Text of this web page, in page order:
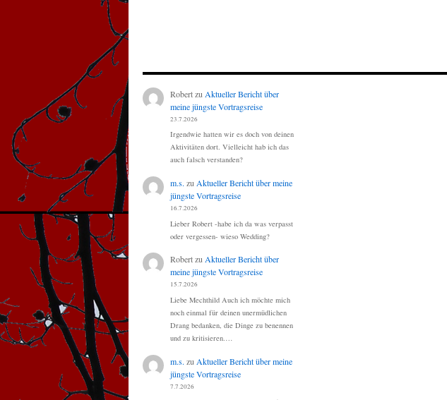
Robertzu Aktueller Bericht über
meine jüngste Vortragsreise
23.7.2026
Irgendwie hatten wir es doch von deinen
Aktivitäten dort. Vielleicht hab ich das
auch falsch verstanden?
m.s. zu Aktueller Bericht über meine
jüngste Vortragsreise
16.7.2026
Lieber Robert -habe ich da was verpasst
oder vergessen- wieso Wedding?
RobertzuAktueller Bericht über
meine jüngste Vortragsreise
15.7.2026
Liebe Mechthild Auch ich möchte mich
noch einmal für deinen unermüdlichen
Drang bedanken, die Dinge zu benennen
und zu kritisieren.…
m.s. zu Aktueller Bericht über meine
jüngste Vortragsreise
7.7.2026